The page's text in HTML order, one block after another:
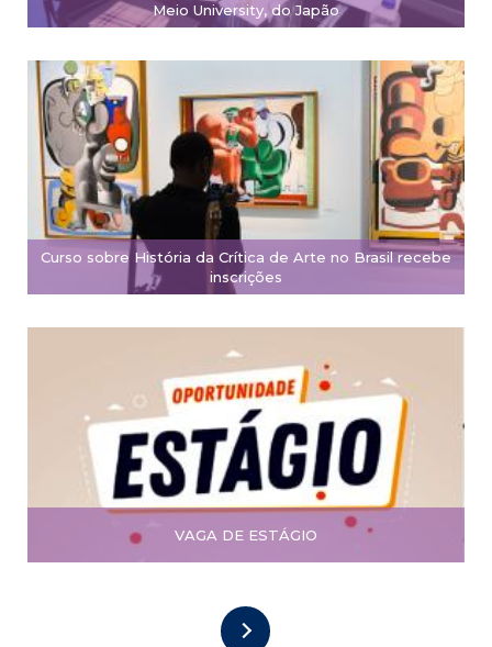
Meio University, do Japão
Curso sobre História da Crítica de Arte no Brasil recebe
inscrições
VAGA DE ESTÁGIO